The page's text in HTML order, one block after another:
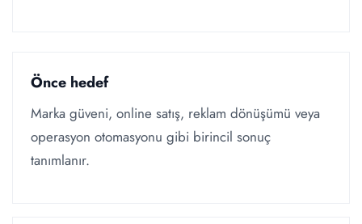
Önce hedef
Marka güveni, online satış, reklam dönüşümü veya
operasyon otomasyonu gibi birincil sonuç
tanımlanır.